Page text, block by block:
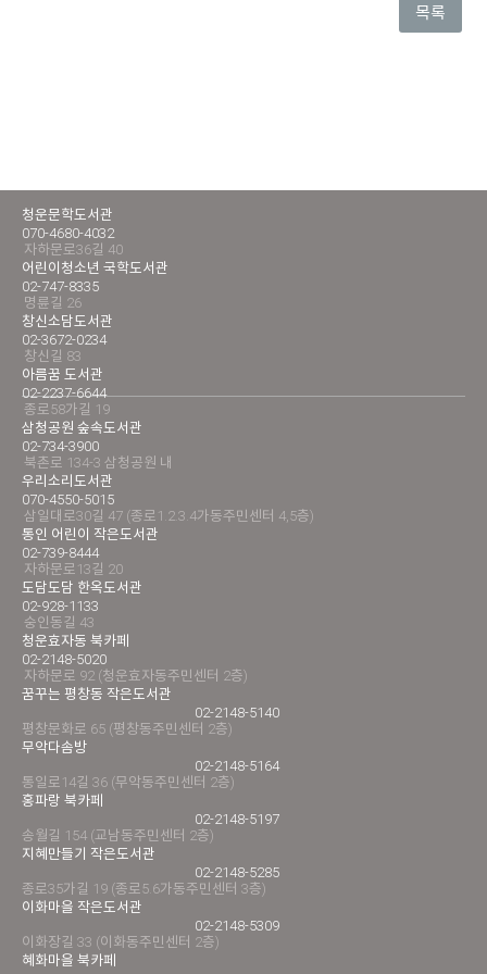
목록
청운문학도서관
070-4680-4032
자하문로36길 40
어린이청소년 국학도서관
02-747-8335
명륜길 26
창신소담도서관
02-3672-0234
창신길 83
아름꿈 도서관
02-2237-6644
종로58가길 19
삼청공원 숲속도서관
02-734-3900
북촌로 134-3 삼청공원 내
우리소리도서관
070-4550-5015
삼일대로30길 47 (종로1.2.3.4가동주민센터 4,5층)
통인 어린이 작은도서관
02-739-8444
자하문로13길 20
도담도담 한옥도서관
02-928-1133
숭인동길 43
청운효자동 북카페
02-2148-5020
자하문로 92 (청운효자동주민센터 2층)
꿈꾸는 평창동 작은도서관
02-2148-5140
평창문화로 65 (평창동주민센터 2층)
무악다솜방
02-2148-5164
통일로14길 36 (무악동주민센터 2층)
홍파랑 북카페
02-2148-5197
송월길 154 (교남동주민센터 2층)
지혜만들기 작은도서관
02-2148-5285
종로35가길 19 (종로5.6가동주민센터 3층)
이화마을 작은도서관
02-2148-5309
이화장길 33 (이화동주민센터 2층)
혜화마을 북카페